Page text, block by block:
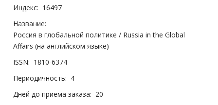
Индекс: 16497
Название:
Россия в глобальной политике / Russia in the Global
Affairs (на английском языке)
ISSN: 1810-6374
Периодичность: 4
Дней до приема заказа: 20